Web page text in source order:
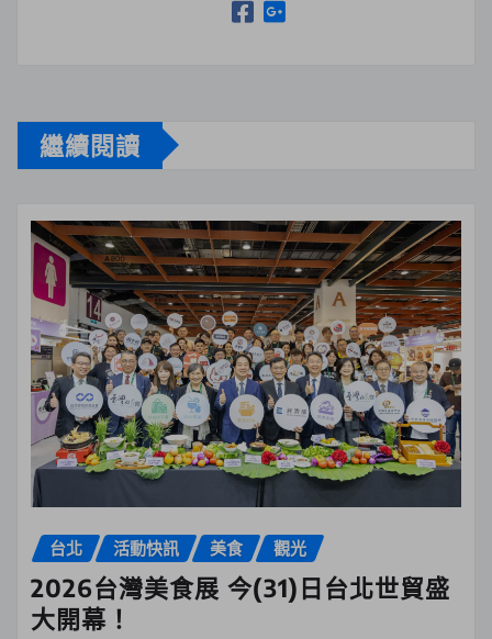
繼續閱讀
台北 活動快訊 美食 觀光
2026台灣美食展 今(31)日台北世貿盛
大開幕！